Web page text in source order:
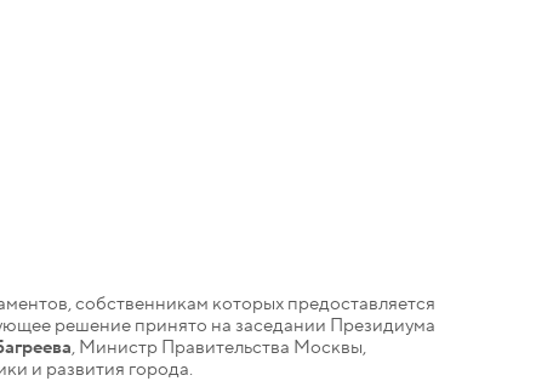
собственникам которых предоставляется
решение принято на заседании Президиума
, Министр Правительства Москвы,
и развития города.